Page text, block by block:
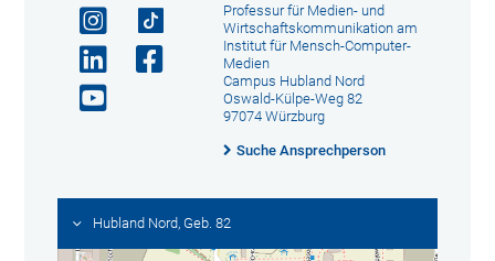
Professur für Medien- und
Wirtschaftskommunikation am
Institut für Mensch-Computer-
Medien
Campus Hubland Nord
Oswald-Külpe-Weg 82
97074 Würzburg
Suche Ansprechperson
Hubland Nord, Geb. 82